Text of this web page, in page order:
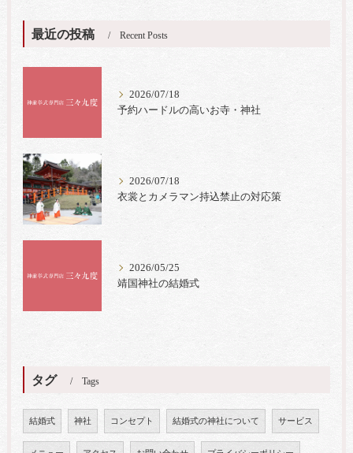
最近の投稿 Recent Posts
2026/07/18
予約ハードルの高いお寺・神社
2026/07/18
衣裳とカメラマン持込禁止の対応策
2026/05/25
靖国神社の結婚式
タグ Tags
結婚式 神社 コンセプト 結婚式の神社について サービス